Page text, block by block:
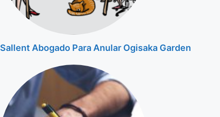
Sallent Abogado Para Anular Ogisaka Garden